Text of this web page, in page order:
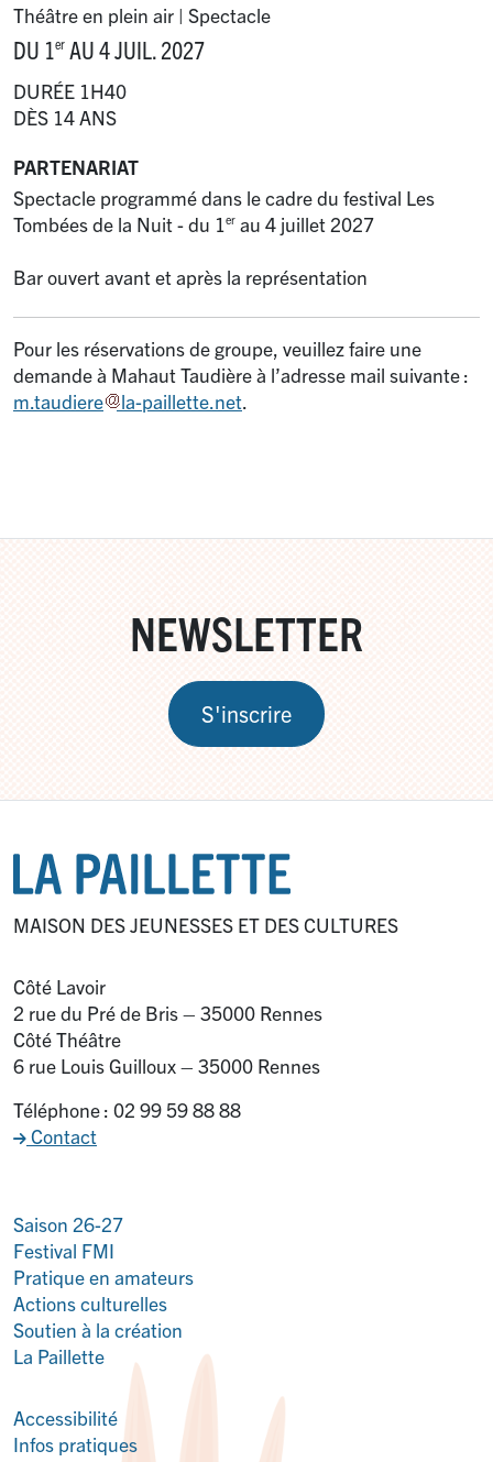
Théâtre en plein air | Spectacle
DU 1er AU 4 JUIL. 2027
DURÉE 1H40
DÈS 14 ANS
PARTENARIAT
Spectacle programmé dans le cadre du festival Les
Tombées de la Nuit - du 1 er au 4 juillet 2027
Bar ouvert avant et après la représentation
Pour les réservations de groupe, veuillez faire une
demande à Mahaut Taudière à l’adresse mail suivante :
m.taudiere
la-paillette.net
NEWSLETTER
S'inscrire
MAISON DES JEUNESSES ET DES CULTURES
Côté Lavoir
2 rue du Pré de Bris – 35000 Rennes
Côté Théâtre
6 rue Louis Guilloux – 35000 Rennes
Téléphone : 02 99 59 88 88
Contact
Saison 26-27
Festival FMI
Pratique en amateurs
Actions culturelles
Soutien à la création
La Paillette
Accessibilité
Infos pratiques